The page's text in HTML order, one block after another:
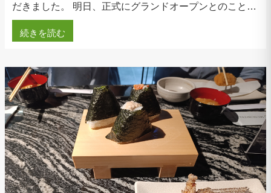
だきました。 明日、正式にグランドオープンとのこと…
続きを読む